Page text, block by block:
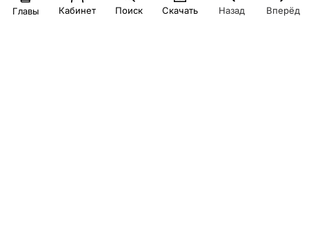
Главы Кабинет Поиск Скачать Назад Вперёд